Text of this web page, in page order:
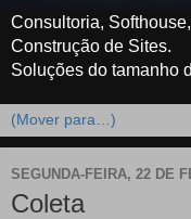
Consultoria,
Construção de Sites.
Soluções do tamanho
SEGUNDA-FEIRA, 22 DE
Coleta